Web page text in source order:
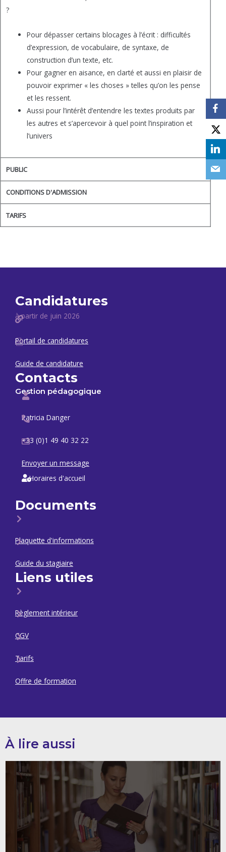
?
Pour dépasser certains blocages à l’écrit : difficultés
d’expression, de vocabulaire, de syntaxe, de
construction d’un texte, etc.
Pour gagner en aisance, en clarté et aussi en plaisir de
pouvoir exprimer « les choses » telles qu’on les pense
et les ressent.
Aussi pour l’intérêt d’entendre les textes produits par
les autres et s’apercevoir à quel point l’inspiration et
l’univers
PUBLIC
CONDITIONS D'ADMISSION
TARIFS
Candidatures
à partir de juin 2026
Portail de candidatures
Guide de candidature
Contacts
Gestion pédagogique
Patricia Danger
+33 (0)1 49 40 32 22
Envoyer un message
Horaires d'accueil
Documents
Plaquette d'informations
Guide du stagiaire
Liens utiles
Règlement intérieur
CGV
Tarifs
Offre de formation
À lire aussi